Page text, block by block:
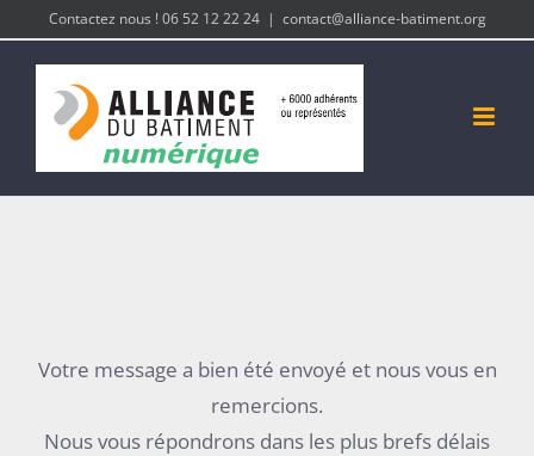
Passer
contenu
Contactez nous ! 06 52 12 22 24 | contact@alliance-batiment.org
Votre message a bien été envoyé et nous vous en
remercions.
Nous vous répondrons dans les plus brefs délais